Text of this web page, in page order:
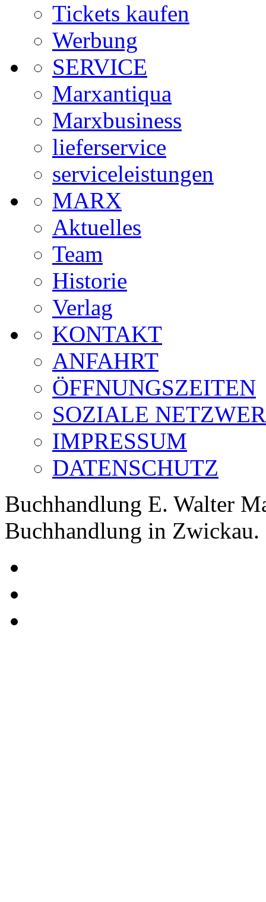
Tickets kaufen
Werbung
SERVICE
Marxantiqua
Marxbusiness
lieferservice
serviceleistungen
MARX
Aktuelles
Team
Historie
Verlag
KONTAKT
ANFAHRT
ÖFFNUNGSZEITEN
SOZIALE
IMPRESSUM
DATENSCHUTZ
Buchhandlung E. Walter
Buchhandlung in